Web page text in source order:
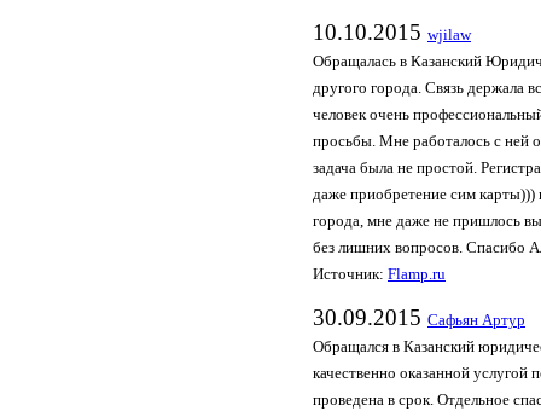
10.10.2015 wjil­aw
Обращалась в Казанский
другого города. Связь держала
человек очень
просьбы. Мне работалось с ней
задача была не простой.
даже приобретение сим
города, мне даже не пришлось
без лишних вопросов. Спасибо
Источник: Flamp.ru
30.09.2015 Сафьян Артур
Обращался в Казанский
качественно оказанной
проведена в срок. Отдельное